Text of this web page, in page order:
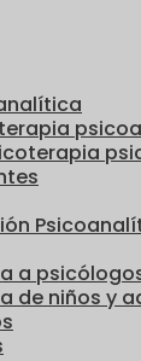
a
de niños y